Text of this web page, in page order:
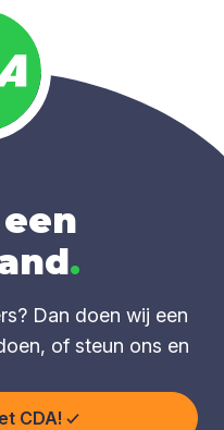
.
Dan doen wij een
of steun ons en
CDA!